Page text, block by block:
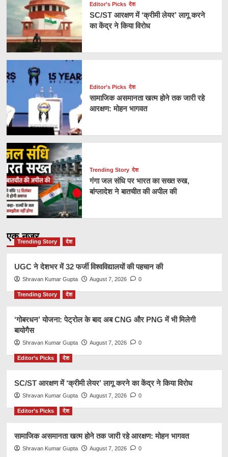
Editor’s Picks देश
SC/ST आरक्षण में ‘क्रीमी लेयर’ लागू करने
का केंद्र ने किया विरोध
Editor’s Picks देश
सामाजिक असमानता खत्म होने तक जारी रहे
आरक्षण: मोहन भागवत
Trending Story देश
गंगा जल संधि पर भारत का सख्त रुख,
बांग्लादेश ने बातचीत की अपील की
एक नज़र
Trending Story देश
UGC ने देशभर में 32 फर्जी विश्वविद्यालयों की पहचान की
Shravan Kumar Gupta August 7, 2026 0
Trending Story देश
‘गोबरधन’ योजना: पेट्रोल के बाद अब CNG और PNG में भी मिलेगी
बायोगैस
Shravan Kumar Gupta August 7, 2026 0
Editor’s Picks देश
SC/ST आरक्षण में ‘क्रीमी लेयर’ लागू करने का केंद्र ने किया विरोध
Shravan Kumar Gupta August 7, 2026 0
Editor’s Picks देश
सामाजिक असमानता खत्म होने तक जारी रहे आरक्षण: मोहन भागवत
Shravan Kumar Gupta August 7, 2026 0